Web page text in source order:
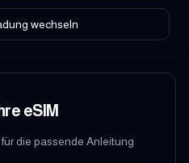
wechseln
eSIM
die passende Anleitung